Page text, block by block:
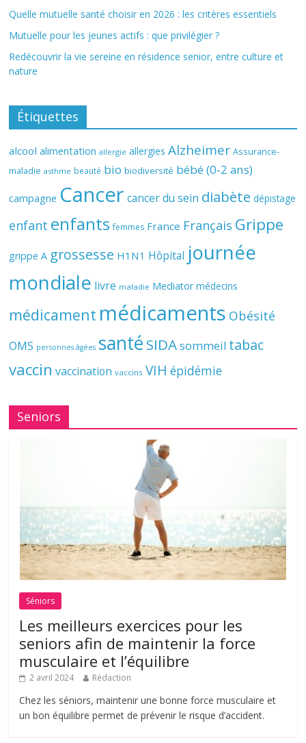
Quelle mutuelle santé choisir en 2026 : les critères essentiels
Mutuelle pour les jeunes actifs : que privilégier ?
Redécouvrir la vie sereine en résidence senior, entre culture et
nature
Étiquettes
alcool alimentation allergie allergies Alzheimer Assurance-
maladie asthme beauté bio biodiversité bébé (0-2 ans)
campagne Cancer cancer du sein diabète dépistage
enfant enfants femmes France Français Grippe
grippe A grossesse H1N1 Hôpital journée
mondiale livre maladie Mediator médecins
médicament médicaments Obésité
OMS personnes âgées santé SIDAsommeil tabac
vaccin vaccination vaccins VIH épidémie
Seniors
Séniors
Les meilleurs exercices pour les
seniors afin de maintenir la force
musculaire et l’équilibre
2 avril 2024 Rédaction
Chez les séniors, maintenir une bonne force musculaire et
un bon équilibre permet de prévenir le risque d’accident.